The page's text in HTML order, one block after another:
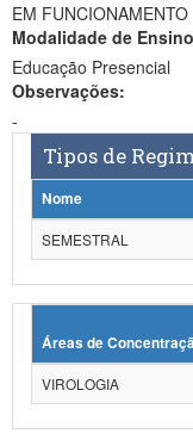
Ministério do Turismo
Ministério do
Controladoria-Geral da União
Ministério da Mulher, da
EM FUNCIONAMENTO
Modalidade de
Educação Presencial
Observações:
-
Tipos de
Nome
SEMESTRAL
Áreas de
VIROLOGIA